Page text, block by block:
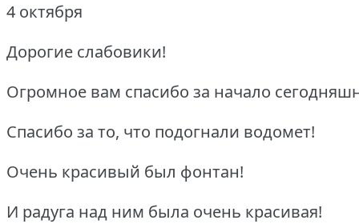
4 октября
Дорогие слабовики!
Огромное вам спасибо за начало
Спасибо за то, что подогнали водомет!
Очень красивый был фонтан!
И радуга над ним была очень красивая!